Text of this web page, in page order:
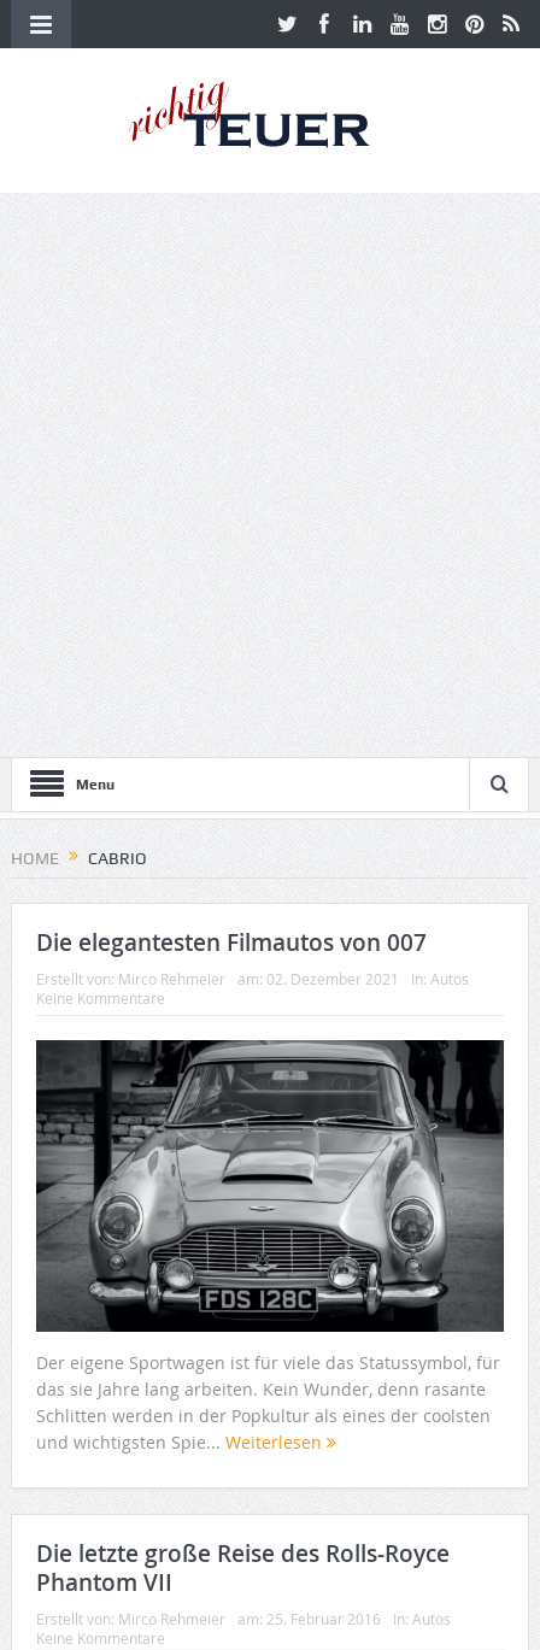
Menu
HOME CABRIO
Die elegantesten Filmautos von 007
Erstellt von: Mirco Rehmeier am: 02. Dezember 2021 In: Autos
Keine Kommentare
Der eigene Sportwagen ist für viele das Statussymbol, für
das sie Jahre lang arbeiten. Kein Wunder, denn rasante
Schlitten werden in der Popkultur als eines der coolsten
und wichtigsten Spie... Weiterlesen
Die letzte große Reise des Rolls-Royce
Phantom VII
Erstellt von: Mirco Rehmeier am: 25. Februar 2016 In: Autos
Keine Kommentare